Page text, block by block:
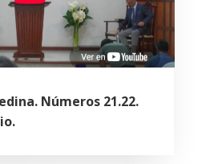
Números 21.22.